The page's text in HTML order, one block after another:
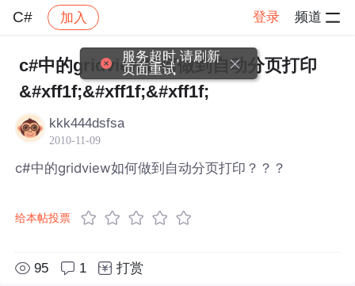
C# 加入 登录 频道
社区 C# 帖子详情
c#中的gridview如何做到自动分页打印
&#xff1f;&#xff1f;&#xff1f;
kkk444dsfsa
2010-11-09
c#中的gridview如何做到自动分页打印？？？
给本帖投票
95 1 打赏
服务超时,请刷新
页面重试